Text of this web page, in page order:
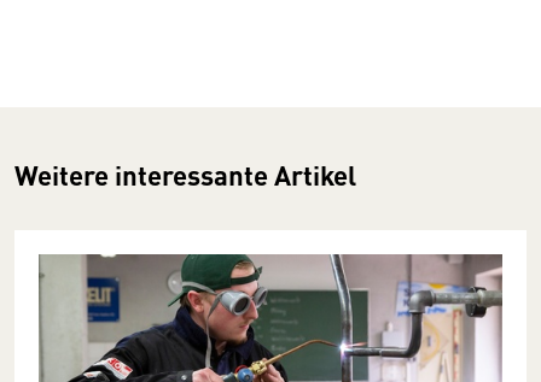
Weitere interessante Artikel